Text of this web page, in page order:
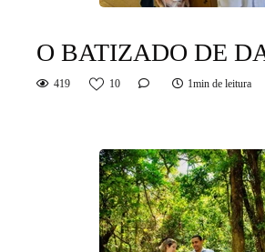
O BATIZADO DE
419 10 1min de leitura